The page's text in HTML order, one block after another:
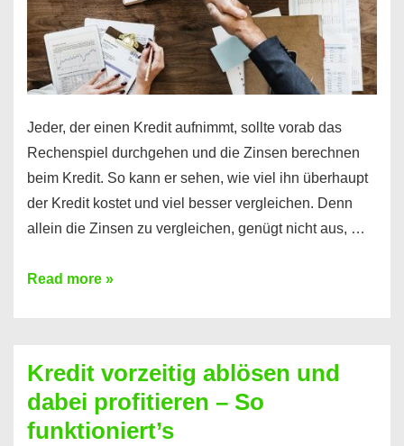
Jeder, der einen Kredit aufnimmt, sollte vorab das
Rechenspiel durchgehen und die Zinsen berechnen
beim Kredit. So kann er sehen, wie viel ihn überhaupt
der Kredit kostet und viel besser vergleichen. Denn
allein die Zinsen zu vergleichen, genügt nicht aus, …
Ganz
Kredit
berechnen
–
Read more »
Kredit vorzeitig ablösen und
dabei profitieren – So
funktioniert’s